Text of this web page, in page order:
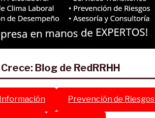
Blog de RedRRHH
Información Prevención de Riesgos